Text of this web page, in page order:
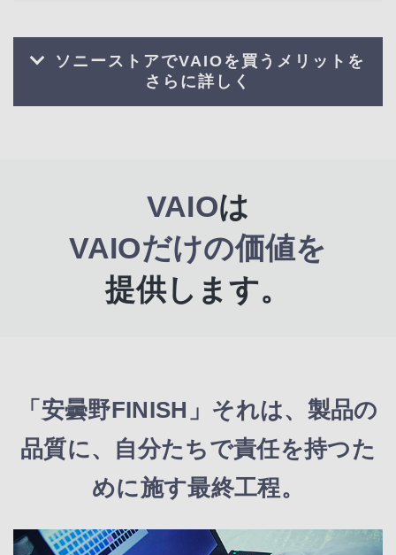
ソニーストアでVAIOを買うメリットを
さらに詳しく
VAIOは
VAIOだけの価値を
提供します。
「安曇野FINISH」それは、製品の
品質に、 自分たちで責任を持つた
めに施す最終工程。